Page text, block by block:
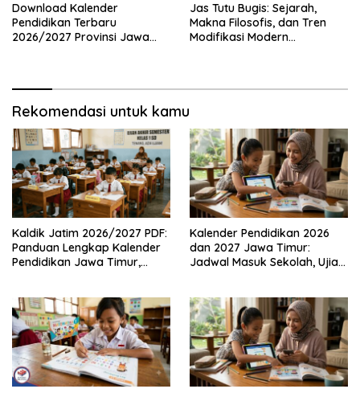
Download Kalender
Pendidikan Terbaru
2026/2027 Provinsi Jawa
Jas Tutu Bugis: Sejarah,
Makna Filosofis, dan Tren
Modifikasi Modern
Rekomendasi untuk kamu
Kaldik Jatim 2026/2027 PDF:
Panduan Lengkap Kalender
Pendidikan Jawa Timur,
Kalender Pendidikan 2026
dan 2027 Jawa Timur:
Jadwal Masuk Sekolah, Ujian,